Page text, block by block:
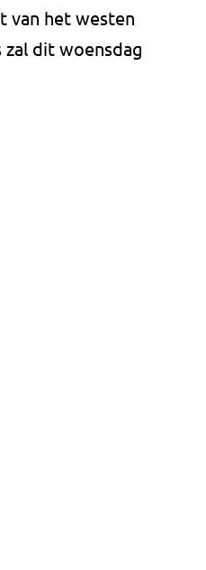
van het westen
dit woensdag